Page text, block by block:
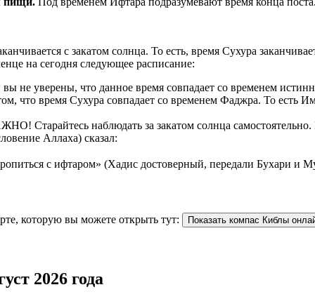
с закатом солнца. То есть, время Сухура
на сегодня следующее расписание:
уверены, что данное время совпадает со временем
что время Сухура совпадает со временем Фаджра. То есть
Старайтесь наблюдать за закатом солнца самостоятельно.
Аллаха) сказал:
с ифтаром» (Хадис достоверный, передали Бухари и
которую вы можете открыть тут: Показать компас Киблы
2026 года